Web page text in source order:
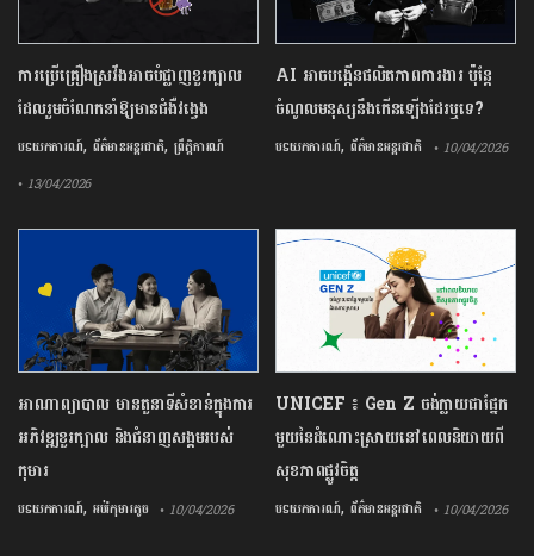
ការ​ប្រើគ្រឿង​ស្រវឹង​អាចបំផ្លាញ​ខួរក្បាល
ដែល​រួមចំណែក​នាំឱ្យ​មាន​ជំងឺ​វង្វេង
បទយកការណ៍, ព័ត៌មានអន្តរជាតិ,ព្រឹត្តិការណ៍
• 13/04/2026
AI អាចបង្កើនផលិតភាពការងារ ប៉ុន្តែ
ចំណូលមនុស្សនឹងកើនឡើងដែរឬទេ?
បទយកការណ៍, ព័ត៌មានអន្តរជាតិ • 10/04/2026
អាណាព្យាបាល មានតួនាទីសំខាន់ក្នុងការ
អភិវឌ្ឍខួរក្បាល និងជំនាញសង្គមរបស់
កុមារ
បទយកការណ៍, អប់រំកុមារតូច • 10/04/2026
UNICEF ៖ Gen Z ចង់ក្លាយ​ជា​ផ្នែក​
មួយ​នៃ​ដំណោះស្រាយ​នៅ​ពេល​និយាយ​ពី
សុខភាព​ផ្លូវចិត្ត
បទយកការណ៍, ព័ត៌មានអន្តរជាតិ • 10/04/2026